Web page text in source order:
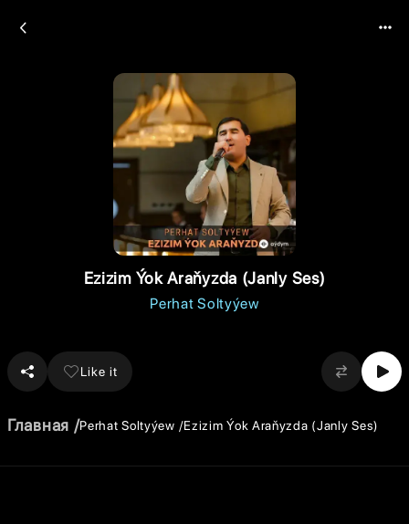
Ezizim Ýok Araňyzda (Janly Ses)
Perhat Soltyýew
Like it
Главная Perhat Soltyýew Ezizim Ýok Araňyzda (Janly Ses)